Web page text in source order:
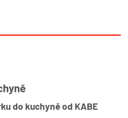
do kuchyně od KABE